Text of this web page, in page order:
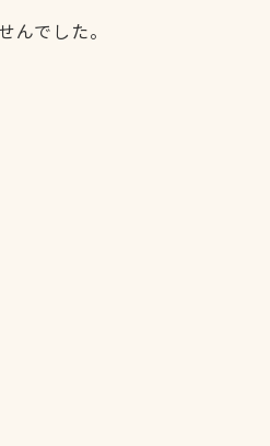
でした。